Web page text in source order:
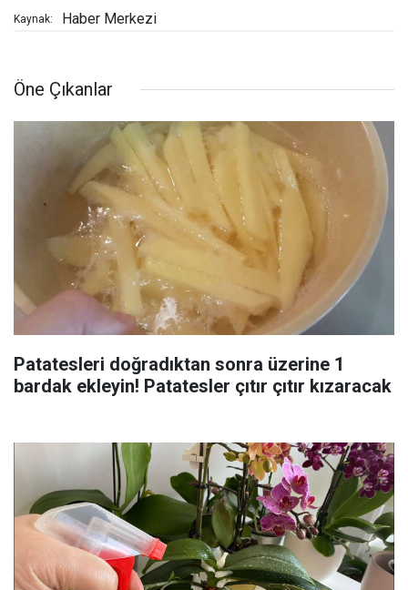
Kaynak: Haber Merkezi
Öne Çıkanlar
Patatesleri doğradıktan sonra üzerine 1
bardak ekleyin! Patatesler çıtır çıtır kızaracak